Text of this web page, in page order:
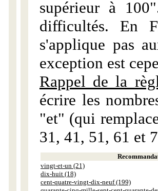
supérieur à
difficultés. En
s'applique pas
exception est
Rappel de la
écrire les
"et" (qui
31, 41, 51, 61 et
vingt-et-un (21)
dix-huit (18)
cent-quatre-vingt-dix-neuf (199)